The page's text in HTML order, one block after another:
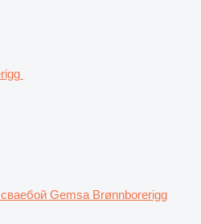
сваебой Gemsa Brønnborerigg